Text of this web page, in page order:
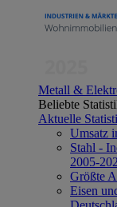
Metall &
Beliebte
Aktuelle
Umsatz
Stahl -
2005-
Größte
Eisen